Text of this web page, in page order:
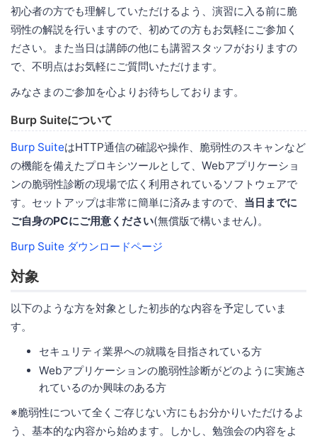
初心者の方でも理解していただけるよう、演習に入る前に脆
弱性の解説を行いますので、初めての方もお気軽にご参加く
ださい。また当日は講師の他にも講習スタッフがおりますの
で、不明点はお気軽にご質問いただけます。
みなさまのご参加を心よりお待ちしております。
Burp Suiteについて
Burp SuiteはHTTP通信の確認や操作、脆弱性のスキャンなど
の機能を備えたプロキシツールとして、Webアプリケーショ
ンの脆弱性診断の現場で広く利用されているソフトウェアで
す。セットアップは非常に簡単に済みますので、 当日までに
ご自身のPCにご用意ください(無償版で構いません)。
Burp Suite ダウンロードページ
対象
以下のような方を対象とした初歩的な内容を予定していま
す。
セキュリティ業界への就職を目指されている方
Webアプリケーションの脆弱性診断がどのように実施さ
れているのか興味のある方
※脆弱性について全くご存じない方にもお分かりいただけるよ
う、基本的な内容から始めます。しかし、勉強会の内容をよ